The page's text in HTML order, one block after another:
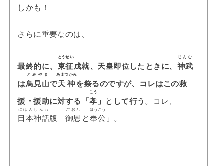
しかも！
さらに重要なのは、
最終的に、 東征
とうせい
成就、天皇即位したときに、 神武
じんむ
は鳥見山
とみやま
で天神
あまつかみ
を祭るのですが、コレはこの救
援・援助に対する「孝
こう
」として行う 。コレ、
日本神話
にほんしんわ
版「御恩
ごおん
と奉公
ほうこう
」。